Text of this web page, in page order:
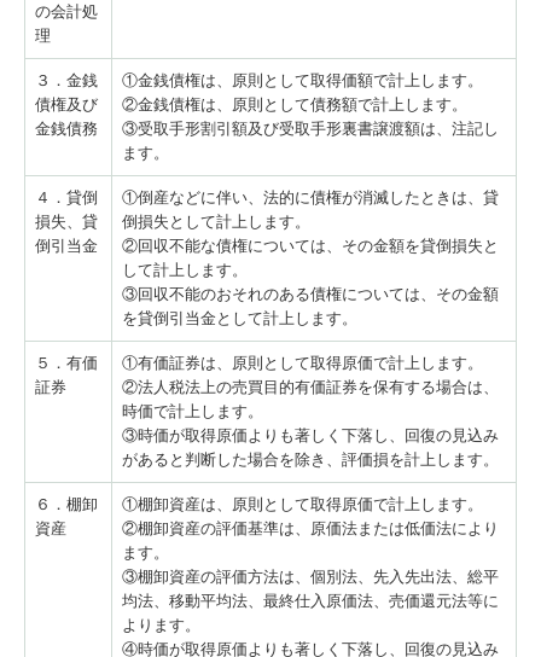
の会計処
理
３．金銭
債権及び
金銭債務
①金銭債権は、原則として取得価額で計上します。
②金銭債権は、原則として債務額で計上します。
③受取手形割引額及び受取手形裏書譲渡額は、注記し
ます。
４．貸倒
損失、貸
倒引当金
①倒産などに伴い、法的に債権が消滅したときは、貸
倒損失として計上します。
②回収不能な債権については、その金額を貸倒損失と
して計上します。
③回収不能のおそれのある債権については、その金額
を貸倒引当金として計上します。
５．有価
証券
①有価証券は、原則として取得原価で計上します。
②法人税法上の売買目的有価証券を保有する場合は、
時価で計上します。
③時価が取得原価よりも著しく下落し、回復の見込み
があると判断した場合を除き、評価損を計上します。
６．棚卸
資産
①棚卸資産は、原則として取得原価で計上します。
②棚卸資産の評価基準は、原価法または低価法により
ます。
③棚卸資産の評価方法は、個別法、先入先出法、総平
均法、移動平均法、最終仕入原価法、売価還元法等に
よります。
④時価が取得原価よりも著しく下落し、回復の見込み